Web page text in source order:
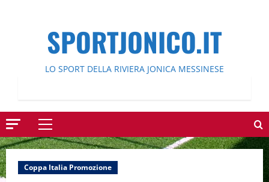
SPORTJONICO.IT
LO SPORT DELLA RIVIERA JONICA MESSINESE
Menu
principale
Coppa Italia Promozione